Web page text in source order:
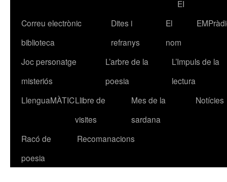
EI
Correu electrònic
biblioteca
Dites i
refranys
El
nom
Joc personatge
misteriós
L’arbre de la
poesia
L’Impuls de la
lectura
LlenguaMÀTICLlibre de
visites
Mes de la
sardana
Notícies
Racó de
poesia
Recomanacions